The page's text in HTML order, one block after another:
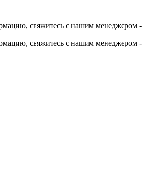
свяжитесь с нашим менеджером -
свяжитесь с нашим менеджером -